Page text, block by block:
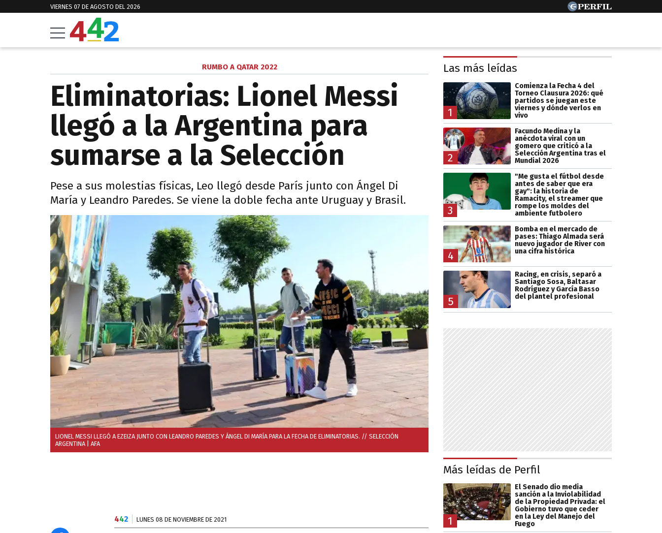
VIERNES 07 DE AGOSTO DEL 2026
RUMBO A QATAR 2022
Eliminatorias: Lionel Messi
llegó a la Argentina para
sumarse a la Selección
Pese a sus molestias físicas, Leo llegó desde París junto con Ángel Di
María y Leandro Paredes. Se viene la doble fecha ante Uruguay y Brasil.
LIONEL MESSI LLEGÓ A EZEIZA JUNTO CON LEANDRO PAREDES Y ÁNGEL DI MARÍA PARA LA FECHA DE ELIMINATORIAS. // SELECCIÓN
ARGENTINA | AFA
442 LUNES 08 DE NOVIEMBRE DE 2021
Las más leídas
1
Comienza la Fecha 4 del
Torneo Clausura 2026: qué
partidos se juegan este
viernes y dónde verlos en
vivo
2
Facundo Medina y la
anécdota viral con un
gomero que criticó a la
Selección Argentina tras el
Mundial 2026
3
"Me gusta el fútbol desde
antes de saber que era
gay": la historia de
Ramacity, el streamer que
rompe los moldes del
ambiente futbolero
4
Bomba en el mercado de
pases: Thiago Almada será
nuevo jugador de River con
una cifra histórica
5
Racing, en crisis, separó a
Santiago Sosa, Baltasar
Rodríguez y García Basso
del plantel profesional
Más leídas de Perfil
1
El Senado dio media
sanción a la Inviolabilidad
de la Propiedad Privada: el
Gobierno tuvo que ceder
en la Ley del Manejo del
Fuego